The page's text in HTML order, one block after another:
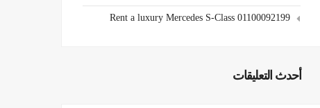
Rent a luxury Mercedes S-Class 01100092199
أحدث التعليقات